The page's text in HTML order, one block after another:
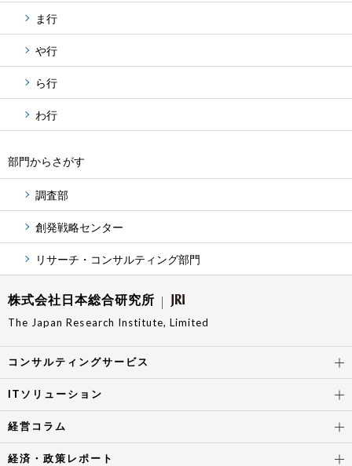
ま行
や行
ら行
わ行
部門からさがす
調査部
創発戦略センター
リサーチ・コンサルティング部門
株式会社日本総合研究所
The Japan Research Institute, Limited
コンサルティングサービス
ITソリューション
経営コラム
経済・政策レポート